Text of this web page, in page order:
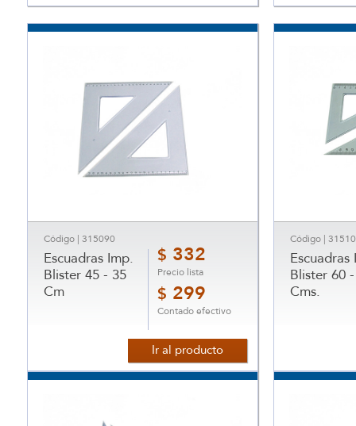
Código | 315090
Escuadras Imp.
Blister 45 - 35
Cm
$ 332
Precio lista
$ 299
Contado efectivo
Ir al producto
Código |
Escuadras
Blister 60
Cms.